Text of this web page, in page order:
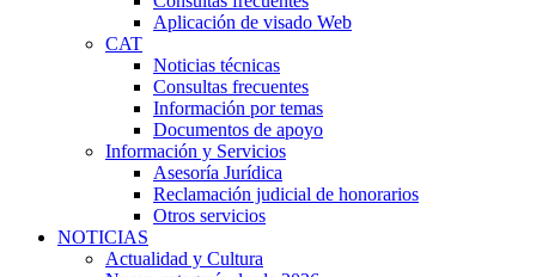
Aplicación de visado Web
CAT
Noticias técnicas
Consultas frecuentes
Información por temas
Documentos de apoyo
Información y Servicios
Asesoría Jurídica
Reclamación judicial de honorarios
Otros servicios
NOTICIAS
Actualidad y Cultura